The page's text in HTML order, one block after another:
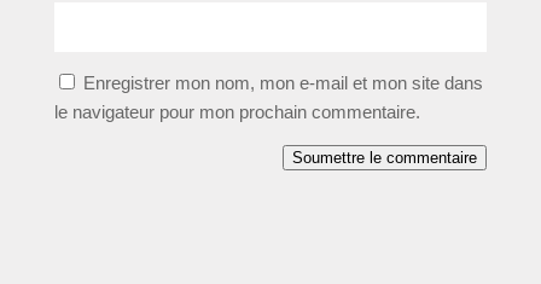
Enregistrer mon nom, mon e-mail et mon site dans
le navigateur pour mon prochain commentaire.
Soumettre le commentaire